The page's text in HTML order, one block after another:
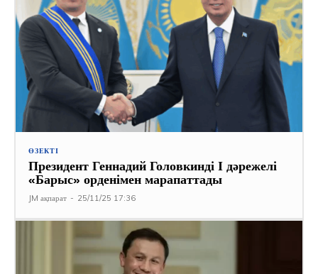
ӨЗЕКТІ
Президент Геннадий Головкинді І дәрежелі
«Барыс» орденімен марапаттады
JM ақпарат - 25/11/25 17:36